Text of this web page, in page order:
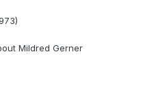
Mildred Gerner